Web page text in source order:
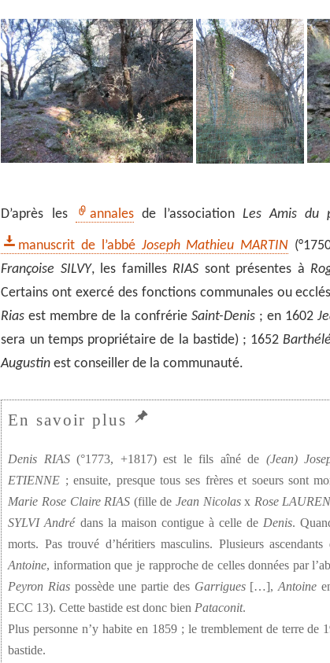
D’après les annalesde l’associationLes Amis du
manuscrit de l’abbé Joseph Mathieu MARTIN
Françoise SILVY, les familles RIAS sont présentes à
Certains ont exercé des fonctions communales ou
Rias est membre de la confrérie Saint-Denis; en 1602
sera un temps propriétaire de la bastide) ; 1652
Augustin est conseiller de la communauté.
Denis RIAS(°1773, +1817) est le fils aîné de (Jean)
ETIENNE ; ensuite, presque tous ses frères et soeurs sont
Marie Rose Claire RIAS (fille de Jean Nicolasx Rose
SYLVI Andrédans la maison contigue à celle deDenis.
morts. Pas trouvé d’héritiers masculins. Plusieurs
Antoine, information que je rapproche de celles données par
Peyron Rias possède une partie des Garrigues[…],Antoine
ECC 13). Cette bastide est donc bienPataconit.
Plus personne n’y habite en 1859 ; le tremblement de terre de
bastide.